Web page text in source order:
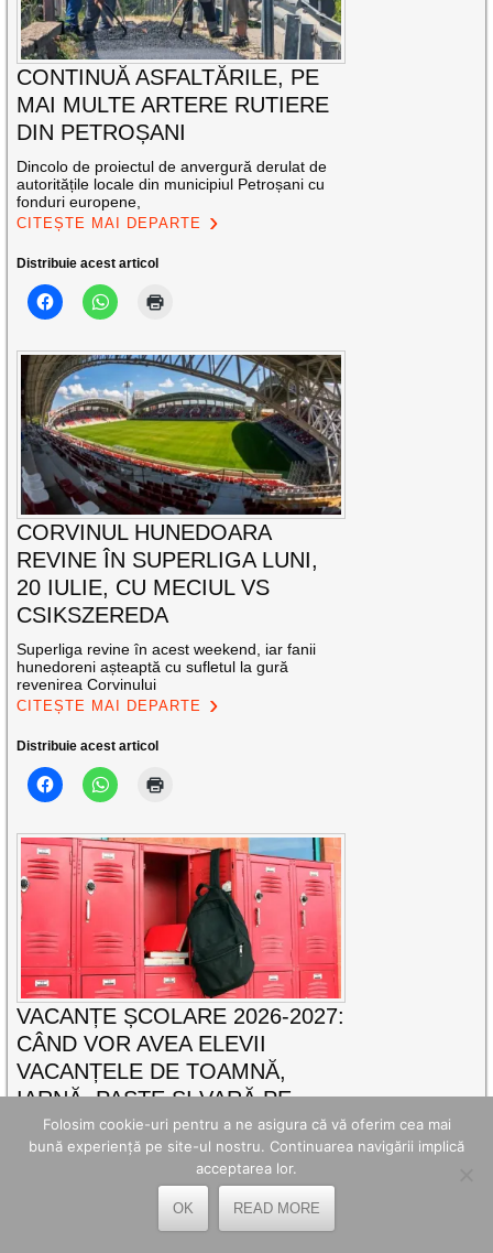
CONTINUĂ ASFALTĂRILE, PE
MAI MULTE ARTERE RUTIERE
DIN PETROȘANI
Dincolo de proiectul de anvergură derulat de
autoritățile locale din municipiul Petroșani cu
fonduri europene,
CITEȘTE MAI DEPARTE
Distribuie acest articol
CORVINUL HUNEDOARA
REVINE ÎN SUPERLIGA LUNI,
20 IULIE, CU MECIUL VS
CSIKSZEREDA
Superliga revine în acest weekend, iar fanii
hunedoreni așteaptă cu sufletul la gură
revenirea Corvinului
CITEȘTE MAI DEPARTE
Distribuie acest articol
VACANȚE ȘCOLARE 2026-2027:
CÂND VOR AVEA ELEVII
VACANȚELE DE TOAMNĂ,
IARNĂ, PAȘTE ȘI VARĂ PE
PARCURSUL ANULUI ȘCOLAR
VIITOR
Elevii și preșcolarii din România vor avea cinci
perioade de vacanță în anul școlar 2026-2027,
CITEȘTE MAI DEPARTE
Folosim cookie-uri pentru a ne asigura că vă oferim cea mai
bună experiență pe site-ul nostru. Continuarea navigării implică
acceptarea lor.
OK READ MORE